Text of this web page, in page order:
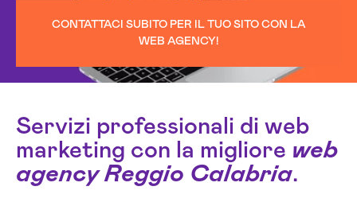
CONTATTACI SUBITO PER IL TUO SITO CON LA
WEB AGENCY!
Servizi professionali di web
marketing con la migliore web
agency Reggio Calabria.